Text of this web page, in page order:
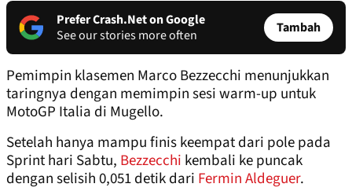
Prefer Crash.Net on Google
See our stories more often
Tambah
Pemimpin klasemen Marco Bezzecchi menunjukkan
taringnya dengan memimpin sesi warm-up untuk
MotoGP Italia di Mugello.
Setelah hanya mampu finis keempat dari pole pada
Sprint hari Sabtu, Bezzecchi kembali ke puncak
dengan selisih 0,051 detik dari Fermin Aldeguer.